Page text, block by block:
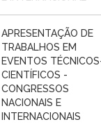
APRESENTAÇÃO DE
TRABALHOS EM
EVENTOS
CIENTÍFICOS -
CONGRESSOS
NACIONAIS E
INTERNACIONAIS